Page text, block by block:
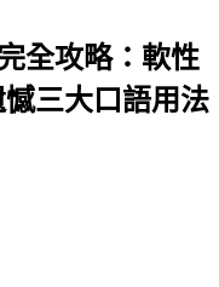
全攻略：軟性
三大口語用法